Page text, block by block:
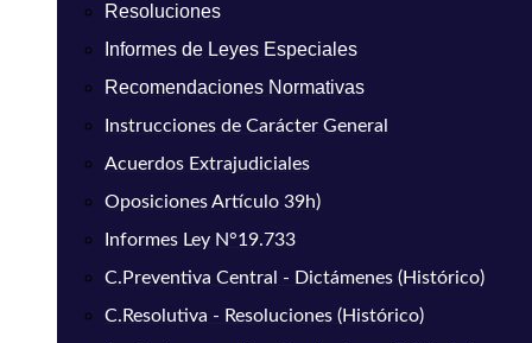
Resoluciones
Informes de Leyes Especiales
Recomendaciones Normativas
Instrucciones de Carácter General
Acuerdos Extrajudiciales
Oposiciones Artículo 39h)
Informes Ley N°19.733
C.Preventiva Central - Dictámenes (Histórico)
C.Resolutiva - Resoluciones (Histórico)